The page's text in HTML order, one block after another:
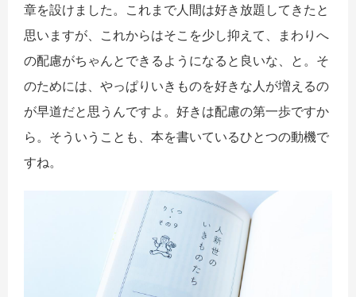
章を設けました。これまで人間は好き放題してきたと
思いますが、これからはそこを少し抑えて、まわりへ
の配慮がちゃんとできるようになると良いな、と。そ
のためには、やっぱりいきものを好きな人が増えるの
が早道だと思うんですよ。好きは配慮の第一歩ですか
ら。そういうことも、本を書いているひとつの動機で
すね。